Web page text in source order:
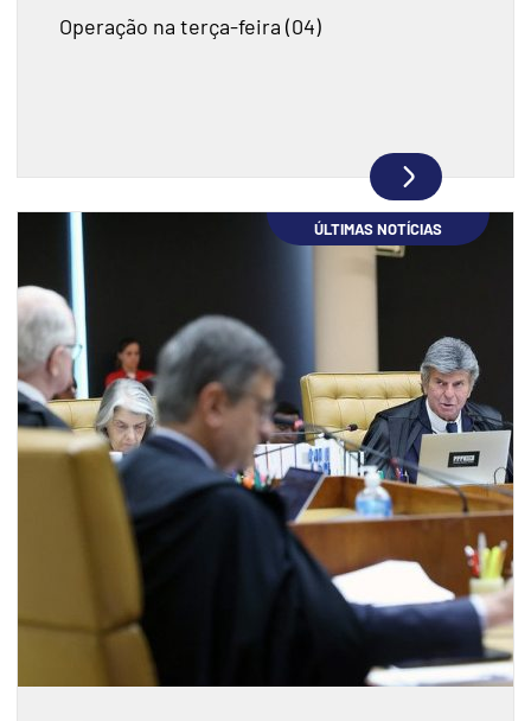
Operação na terça-feira (04)
ÚLTIMAS NOTÍCIAS